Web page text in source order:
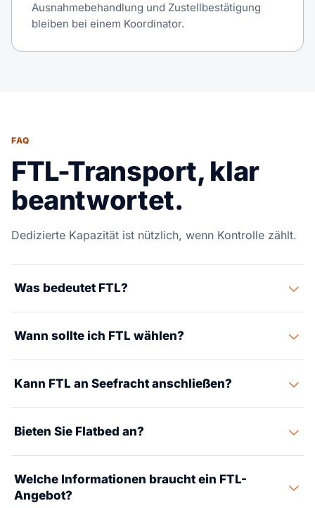
Ausnahmebehandlung und Zustellbestätigung
bleiben bei einem Koordinator.
FAQ
FTL-Transport, klar
beantwortet.
Dedizierte Kapazität ist nützlich, wenn Kontrolle zählt.
Was bedeutet FTL?
dedizierten Auflieger, statt durch ein LTL-Terminalnetz
zu laufen.
Wann sollte ich FTL wählen?
Terminen, empfindlicher Ladung, dringender Zustellung
oder wenn weniger Handling wichtig ist.
Kann FTL an Seefracht anschließen?
Lagerfreigabe genutzt, wenn Direktzustellung
gebraucht wird.
Bieten Sie Flatbed an?
können für Maschinen und übergroße Ladung
angeboten werden.
Welche Informationen braucht ein FTL-
Angebot?